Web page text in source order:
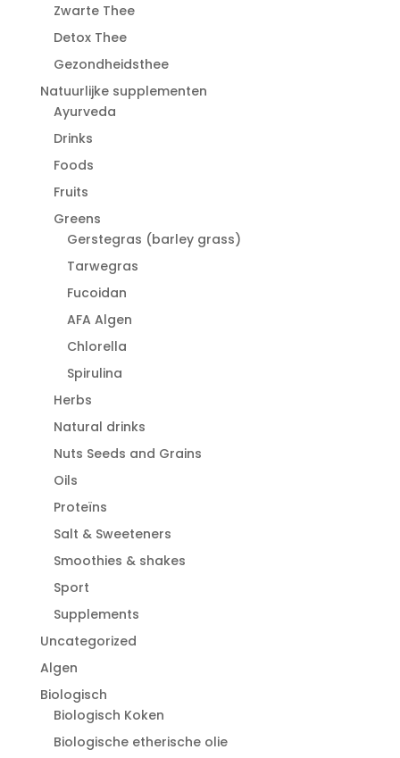
Zwarte Thee
Detox Thee
Gezondheidsthee
Natuurlijke supplementen
Ayurveda
Drinks
Foods
Fruits
Greens
Gerstegras (barley grass)
Tarwegras
Fucoidan
AFA Algen
Chlorella
Spirulina
Herbs
Natural drinks
Nuts Seeds and Grains
Oils
Proteïns
Salt & Sweeteners
Smoothies & shakes
Sport
Supplements
Uncategorized
Algen
Biologisch
Biologisch Koken
Biologische etherische olie